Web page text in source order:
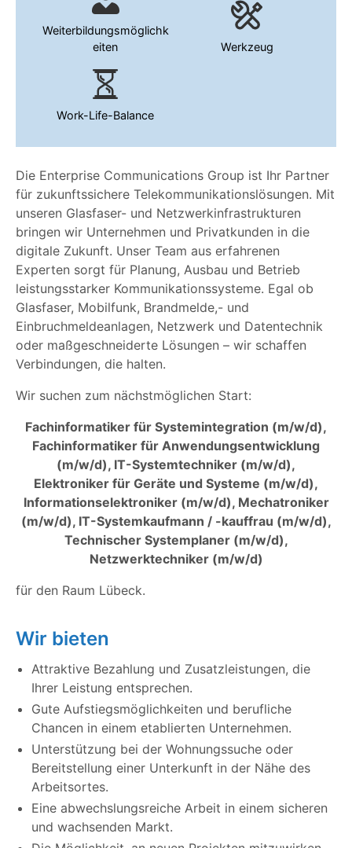
Die Enterprise Communications Group ist Ihr Partner
für zukunftssichere Telekommunikationslösungen. Mit
unseren Glasfaser- und Netzwerkinfrastrukturen
bringen wir Unternehmen und Privatkunden in die
digitale Zukunft. Unser Team aus erfahrenen
Experten sorgt für Planung, Ausbau und Betrieb
leistungsstarker Kommunikationssysteme. Egal ob
Glasfaser, Mobilfunk, Brandmelde,- und
Einbruchmeldeanlagen, Netzwerk und Datentechnik
oder maßgeschneiderte Lösungen – wir schaffen
Verbindungen, die halten.
Wir suchen zum nächstmöglichen Start:
Fachinformatiker für Systemintegration (m/w/d),
Fachinformatiker für Anwendungsentwicklung
(m/w/d), IT-Systemtechniker (m/w/d),
Elektroniker für Geräte und Systeme (m/w/d),
Informationselektroniker (m/w/d), Mechatroniker
(m/w/d), IT-Systemkaufmann / -kauffrau (m/w/d),
Technischer Systemplaner (m/w/d),
Netzwerktechniker (m/w/d)
für den Raum Lübeck.
Wir bieten
Attraktive Bezahlung und Zusatzleistungen, die
Ihrer Leistung entsprechen.
Gute Aufstiegsmöglichkeiten und berufliche
Chancen in einem etablierten Unternehmen.
Unterstützung bei der Wohnungssuche oder
Bereitstellung einer Unterkunft in der Nähe des
Arbeitsortes.
Eine abwechslungsreiche Arbeit in einem sicheren
und wachsenden Markt.
Weiterbildungsmöglichk
eiten
Werkzeug
Work-Life-Balance